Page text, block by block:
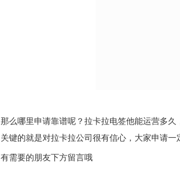
那么哪里申请靠谱呢？拉卡拉电签他能运营多
关键的就是对拉卡拉公司很有信心，大家申请
有需要的朋友下方留言哦